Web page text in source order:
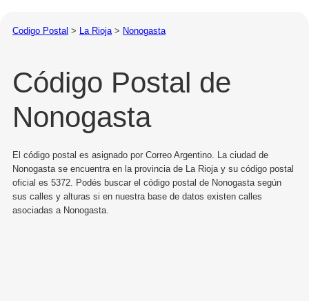
Codigo Postal > La Rioja > Nonogasta
Código Postal de
Nonogasta
El código postal es asignado por Correo Argentino. La ciudad de
Nonogasta se encuentra en la provincia de La Rioja y su código postal
oficial es 5372. Podés buscar el código postal de Nonogasta según
sus calles y alturas si en nuestra base de datos existen calles
asociadas a Nonogasta.